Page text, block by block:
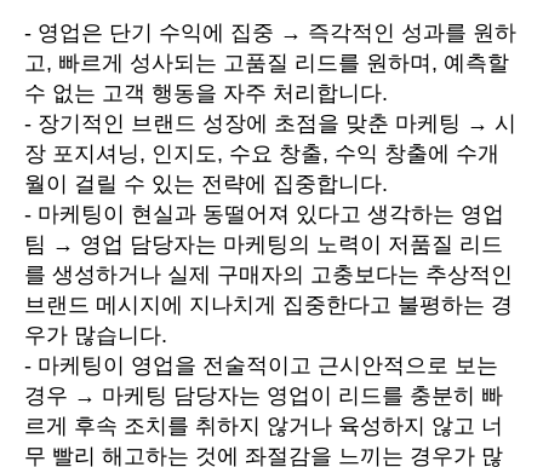
- 영업은 단기 수익에 집중 → 즉각적인 성과를 원하
고, 빠르게 성사되는 고품질 리드를 원하며, 예측할
수 없는 고객 행동을 자주 처리합니다.
- 장기적인 브랜드 성장에 초점을 맞춘 마케팅 → 시
장 포지셔닝, 인지도, 수요 창출, 수익 창출에 수개
월이 걸릴 수 있는 전략에 집중합니다.
- 마케팅이 현실과 동떨어져 있다고 생각하는 영업
팀 → 영업 담당자는 마케팅의 노력이 저품질 리드
를 생성하거나 실제 구매자의 고충보다는 추상적인
브랜드 메시지에 지나치게 집중한다고 불평하는 경
우가 많습니다.
- 마케팅이 영업을 전술적이고 근시안적으로 보는
경우 → 마케팅 담당자는 영업이 리드를 충분히 빠
르게 후속 조치를 취하지 않거나 육성하지 않고 너
무 빨리 해고하는 것에 좌절감을 느끼는 경우가 많